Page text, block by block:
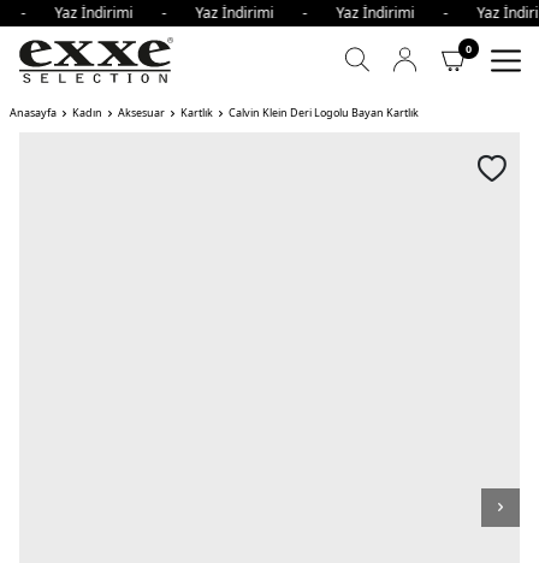
- Yaz İndirimi - Yaz İndirimi - Yaz İndirimi -
0
Anasayfa Kadın Aksesuar Kartlık Calvin Klein Deri Logolu Bayan Kartlık